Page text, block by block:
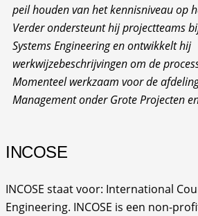
peil houden van het kennisniveau op
Verder ondersteunt hij projectteams
Systems Engineering en ontwikkelt hij
werkwijzebeschrijvingen om de
Momenteel werkzaam voor de
Management onder Grote Projecten
INCOSE
INCOSE staat voor: International
Engineering. INCOSE is een non-